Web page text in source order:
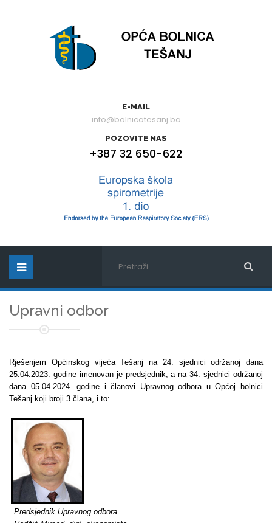
E-MAIL
info@bolnicatesanj.ba
POZOVITE NAS
+387 32 650-622
Upravni odbor
Rješenjem Općinskog vijeća Tešanj na 24. sjednici održanoj dana
25.04.2023. godine imenovan je predsjednik, a na 34. sjednici održanoj
dana 05.04.2024. godine i članovi Upravnog odbora u Općoj bolnici
Tešanj koji broji 3 člana, i to:
Predsjednik Upravnog odbora